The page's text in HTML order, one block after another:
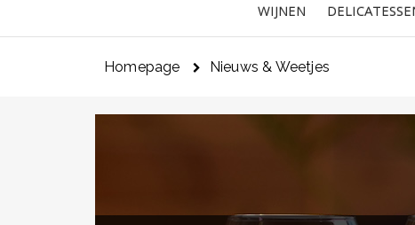
WIJNEN
Homepage Nieuws & Weetjes